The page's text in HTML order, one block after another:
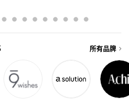
所有品牌